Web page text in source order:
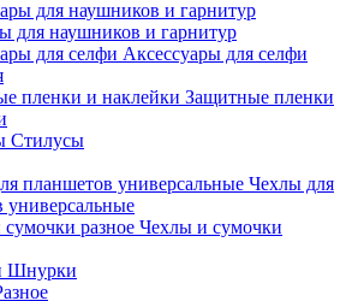
для наушников и гарнитур
Аксессуары для селфи
Защитные пленки
Стилусы
Чехлы для
универсальные
Чехлы и сумочки
Шнурки